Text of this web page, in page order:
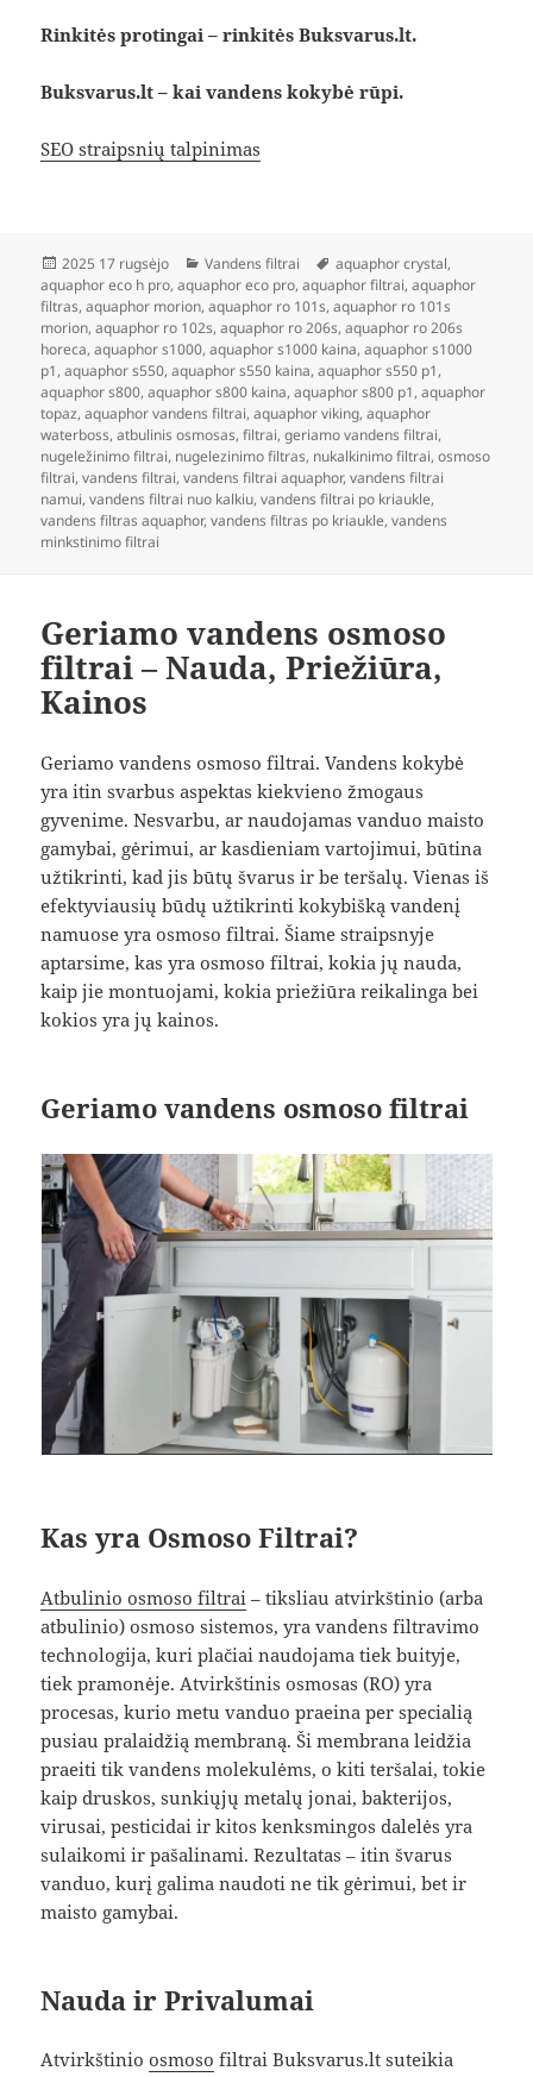
Rinkitės protingai – rinkitės Buksvarus.lt.
Buksvarus.lt – kai vandens kokybė rūpi.
SEO straipsnių talpinimas
Paskelbta
2025 17 rugsėjo Kategorijos
Vandens filtrai Žymos
aquaphor crystal,
aquaphor eco h pro,aquaphor eco pro,aquaphor filtrai,aquaphor
filtras,aquaphor morion,aquaphor ro 101s,aquaphor ro 101s
morion,aquaphor ro 102s,aquaphor ro 206s,aquaphor ro 206s
horeca,aquaphor s1000,aquaphor s1000 kaina,aquaphor s1000
p1,aquaphor s550,aquaphor s550 kaina,aquaphor s550 p1,
aquaphor s800,aquaphor s800 kaina,aquaphor s800 p1,aquaphor
topaz,aquaphor vandens filtrai,aquaphor viking,aquaphor
waterboss,atbulinis osmosas,filtrai,geriamo vandens filtrai,
nugeležinimo filtrai, nugelezinimo filtras, nukalkinimo filtrai,osmoso
filtrai,vandens filtrai,vandens filtrai aquaphor,vandens filtrai
namui,vandens filtrai nuo kalkiu,vandens filtrai po kriaukle,
vandens filtras aquaphor,vandens filtras po kriaukle,vandens
minkstinimo filtrai
Geriamo vandens osmoso
filtrai – Nauda, Priežiūra,
Kainos
Geriamo vandens osmoso filtrai. Vandens kokybė
yra itin svarbus aspektas kiekvieno žmogaus
gyvenime. Nesvarbu, ar naudojamas vanduo maisto
gamybai, gėrimui, ar kasdieniam vartojimui, būtina
užtikrinti, kad jis būtų švarus ir be teršalų. Vienas iš
efektyviausių būdų užtikrinti kokybišką vandenį
namuose yra osmoso filtrai. Šiame straipsnyje
aptarsime, kas yra osmoso filtrai, kokia jų nauda,
kaip jie montuojami, kokia priežiūra reikalinga bei
kokios yra jų kainos.
Geriamo vandens osmoso filtrai
Kas yra Osmoso Filtrai?
Atbulinio osmoso filtrai – tiksliau atvirkštinio (arba
atbulinio) osmoso sistemos, yra vandens filtravimo
technologija, kuri plačiai naudojama tiek buityje,
tiek pramonėje. Atvirkštinis osmosas (RO) yra
procesas, kurio metu vanduo praeina per specialią
pusiau pralaidžią membraną. Ši membrana leidžia
praeiti tik vandens molekulėms, o kiti teršalai, tokie
kaip druskos, sunkiųjų metalų jonai, bakterijos,
virusai, pesticidai ir kitos kenksmingos dalelės yra
sulaikomi ir pašalinami. Rezultatas – itin švarus
vanduo, kurį galima naudoti ne tik gėrimui, bet ir
maisto gamybai.
Nauda ir Privalumai
Atvirkštinioosmoso filtrai Buksvarus.lt suteikia